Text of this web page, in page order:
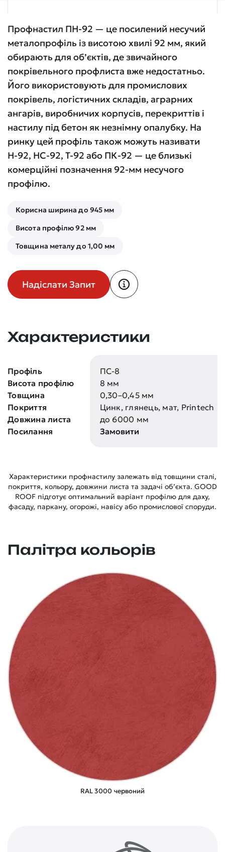
Профнастил ПН-92 — це посилений несучий
металопрофіль із висотою хвилі 92 мм, який
обирають для об’єктів, де звичайного
покрівельного профлиста вже недостатньо.
Його використовують для промислових
покрівель, логістичних складів, аграрних
ангарів, виробничих корпусів, перекриттів і
настилу під бетон як незнімну опалубку. На
ринку цей профіль також можуть називати
Н-92, НС-92, Т-92 або ПК-92 — це близькі
комерційні позначення 92-мм несучого
профілю.
Корисна ширина до 945 мм
Висота профілю 92 мм
Товщина металу до 1,00 мм
Надіслати Запит
Характеристики
Профіль
Висота профілю
Товщина
Покриття
Довжина листа
Посилання
ПС-8
8 мм
0,30–0,45 мм
Цинк, глянець, мат, Printech
до 6000 мм
Замовити
Характеристики профнастилу залежать від товщини сталі,
покриття, кольору, довжини листа та задачі об’єкта. GOOD
ROOF підготує оптимальний варіант профілю для даху,
фасаду, паркану, огорожі, навісу або промислової споруди.
Палітра кольорів
RAL 3000 червоний